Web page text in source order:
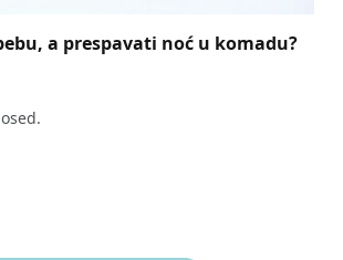
a prespavati noć u komadu?